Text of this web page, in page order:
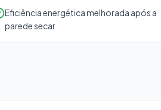
Eficiência energética melhorada após a
parede secar